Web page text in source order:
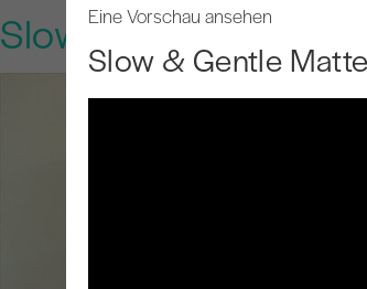
Slow & Gentle Matte
Eine Vorschau ansehen
Slow & Gentle